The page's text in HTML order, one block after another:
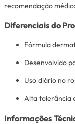
recomendação
Diferenciais do
Fórmula
Desenvolvido
Uso diário no
Alta tolerância
Informações